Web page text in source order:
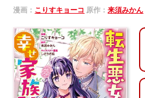
漫画： こりすキョーコ 原作：来須みかん